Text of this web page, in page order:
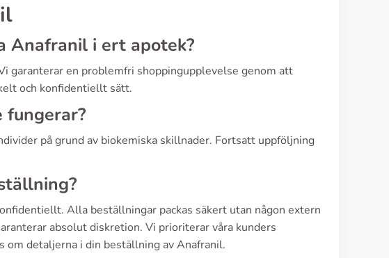
Anafranil i ert apotek?
garanterar en problemfri shoppingupplevelse genom att
och konfidentiellt sätt.
fungerar?
på grund av biokemiska skillnader. Fortsatt uppföljning
Alla beställningar packas säkert utan någon extern
absolut diskretion. Vi prioriterar våra kunders
detaljerna i din beställning av Anafranil.